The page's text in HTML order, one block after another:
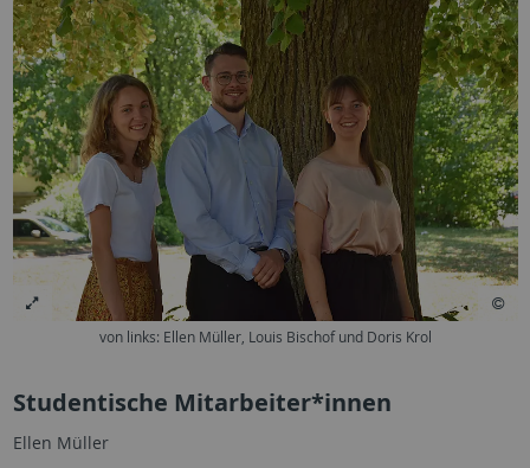
von links: Ellen Müller, Louis Bischof und Doris Krol
Studentische Mitarbeiter*innen
Ellen Müller